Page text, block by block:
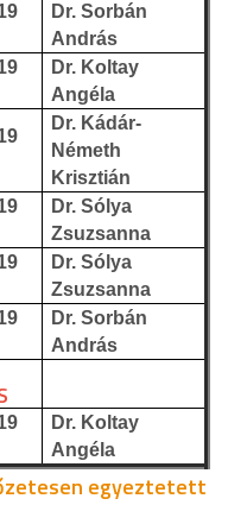
Dr. Sorbán
András
Dr. Koltay
Angéla
Dr. Kádár-
Németh
Krisztián
Dr. Sólya
Zsuzsanna
Dr. Sólya
Zsuzsanna
Dr. Sorbán
András
Dr. Koltay
Angéla
egyeztetett